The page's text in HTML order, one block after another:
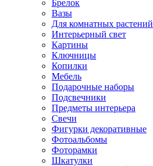
Брелок
Вазы
Для комнатных растений
Интерьерный свет
Картины
Ключницы
Копилки
Мебель
Подарочные наборы
Подсвечники
Предметы интерьера
Свечи
Фигурки декоративные
Фотоальбомы
Фоторамки
Шкатулки